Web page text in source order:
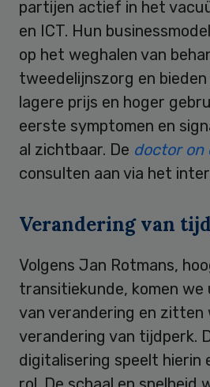
partijen actief in het
en ICT. Hun
op het weghalen van
tweedelijnszorg en
lagere prijs en hoger
eerste symptomen en
al zichtbaar. De doctor on
consulten aan via het
Verandering van
Volgens Jan Rotmans,
transitiekunde, komen
van verandering en zitten
verandering van tijdperk.
digitalisering speelt hierin